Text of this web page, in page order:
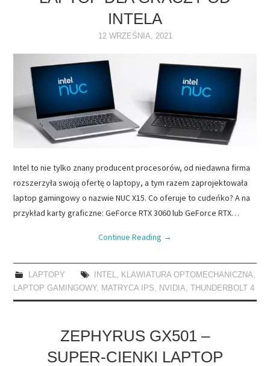
OPROGRAMOWANIE
INTERNET
INTELA
12 WRZEŚNIA, 2021
Intel to nie tylko znany producent procesorów, od niedawna firma
rozszerzyła swoją ofertę o laptopy, a tym razem zaprojektowała
laptop gamingowy o nazwie NUC X15. Co oferuje to cudeńko? A na
przykład karty graficzne: GeForce RTX 3060 lub GeForce RTX…
Continue Reading →
LAPTOPY INTEL, KLAWIATURA OPTOMECHANICZNA,
LAPTOP GAMINGOWY, MATRYCA IPS, NVIDIA, THUNDERBOLT 4
ZEPHYRUS GX501 –
SUPER-CIENKI LAPTOP